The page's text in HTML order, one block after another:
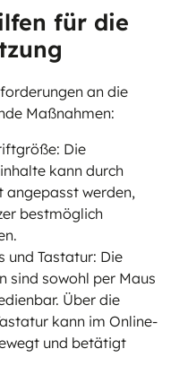
für die
an die
Maßnahmen:
Die
kann durch
angepasst werden,
bestmöglich
und Tastatur: Die
sind sowohl per Maus
Über die
kann im Online-
und betätigt